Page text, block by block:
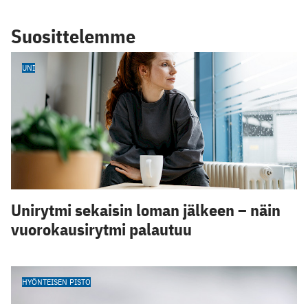
Suosittelemme
UNI
Unirytmi sekaisin loman jälkeen – näin
vuorokausirytmi palautuu
HYÖNTEISEN PISTO